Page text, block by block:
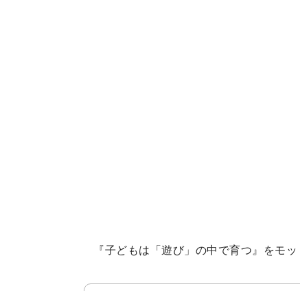
『子どもは「遊び」の中で育つ』をモ